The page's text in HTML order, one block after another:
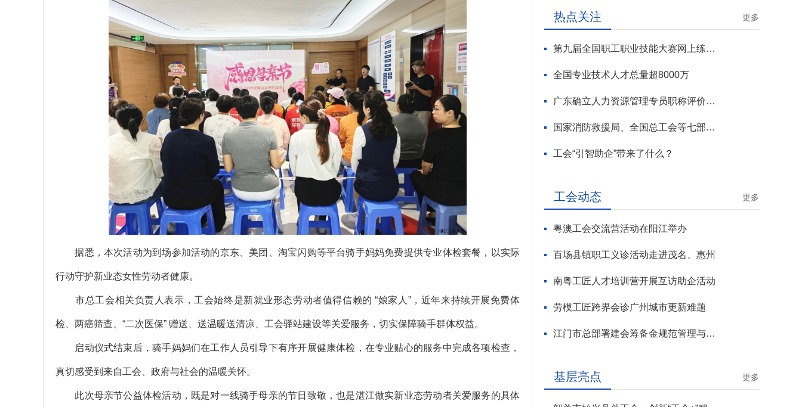
据悉，本次活动为到场参加活动的京东、美团、淘宝闪购等平台骑手妈妈免费提供专业体检套餐，以实际
行动守护新业态女性劳动者健康。
市总工会相关负责人表示，工会始终是新就业形态劳动者值得信赖的 “娘家人”，近年来持续开展免费体
检、两癌筛查、“二次医保” 赠送、送温暖送清凉、工会驿站建设等关爱服务，切实保障骑手群体权益。
启动仪式结束后，骑手妈妈们在工作人员引导下有序开展健康体检，在专业贴心的服务中完成各项检查，
真切感受到来自工会、政府与社会的温暖关怀。
此次母亲节公益体检活动，既是对一线骑手母亲的节日致敬，也是湛江做实新业态劳动者关爱服务的具体
热点关注 更多
第九届全国职工职业技能大赛网上练兵正式启动
全国专业技术人才总量超8000万
广东确立人力资源管理专员职称评价标准
国家消防救援局、全国总工会等七部门联合部署 开展全民消防安全素质提升行动
工会“引智助企”带来了什么？
工会动态 更多
粤澳工会交流营活动在阳江举办
百场县镇职工义诊活动走进茂名、惠州
南粤工匠人才培训营开展互访助企活动
劳模工匠跨界会诊广州城市更新难题
江门市总部署建会筹备金规范管理与基层工会组建攻坚行动
基层亮点 更多